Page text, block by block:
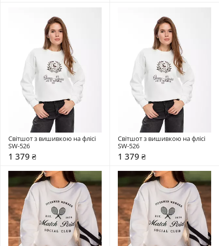
Світшот з вишивкою на флісі
SW-526
1 379 ₴
Світшот з вишивкою на флісі
SW-526
1 379 ₴